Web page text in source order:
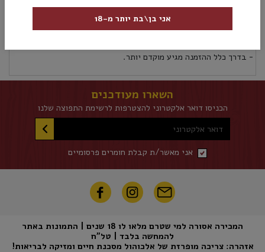
מק”ט:4105120003910
- בדרך כלל ההזמנה מגיע מוקדם יותר.
השארו מעודכנים
הכניסו דואר אלקטרוני להצטרפות לרשימת התפוצה שלנו
דואר אלקטרוני
אני מאשר/ת קבלת חומרים פרסומיים
המכירה אסורה למי שטרם מלאו לו 18 שנים | התמונות באתר
להמחשה בלבד | טל"ח
אזהרה: צריכה מופרזת של אלכוהול מסכנת חיים ומזיקה לבריאות!
אני בן\בת יותר מ-18